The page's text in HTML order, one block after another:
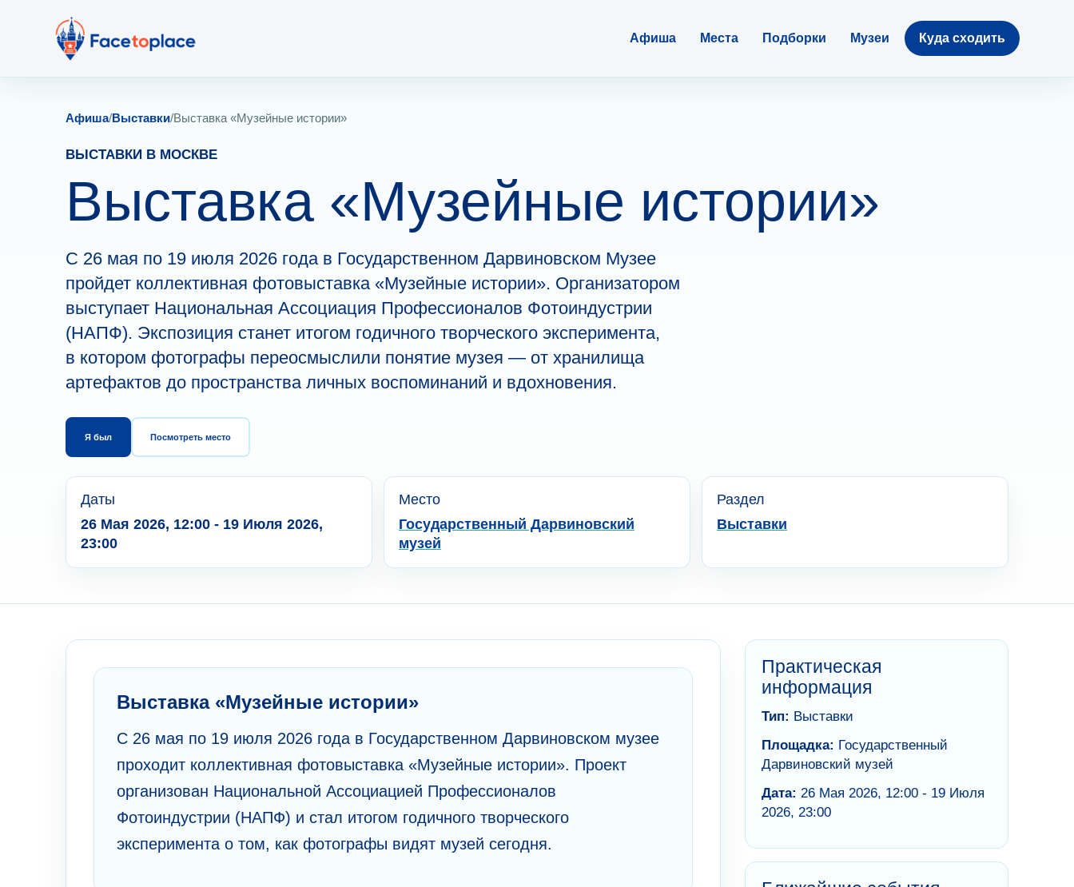
Афиша Места Подборки Музеи Куда сходить
Афиша/Выставки/Выставка «Музейные истории»
ВЫСТАВКИ В МОСКВЕ
Выставка «Музейные истории»
С 26 мая по 19 июля 2026 года в Государственном Дарвиновском Музее
пройдет коллективная фотовыставка «Музейные истории». Организатором
выступает Национальная Ассоциация Профессионалов Фотоиндустрии
(НАПФ). Экспозиция станет итогом годичного творческого эксперимента,
в котором фотографы переосмыслили понятие музея — от хранилища
артефактов до пространства личных воспоминаний и вдохновения.
Я был Посмотреть место
Даты
26 Мая 2026, 12:00 - 19 Июля 2026,
23:00
Место
Государственный Дарвиновский
музей
Раздел
Выставки
Выставка «Музейные истории»
С 26 мая по 19 июля 2026 года в Государственном Дарвиновском музее
проходит коллективная фотовыставка «Музейные истории». Проект
организован Национальной Ассоциацией Профессионалов
Фотоиндустрии (НАПФ) и стал итогом годичного творческого
эксперимента о том, как фотографы видят музей сегодня.
Практическая
информация
Тип: Выставки
Площадка: Государственный
Дарвиновский музей
Дата: 26 Мая 2026, 12:00 - 19 Июля
2026, 23:00